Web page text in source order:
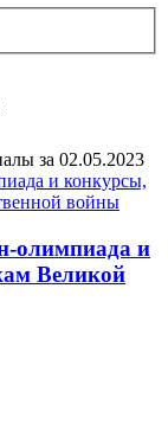
за 02.05.2023
олимпиада и
Великой